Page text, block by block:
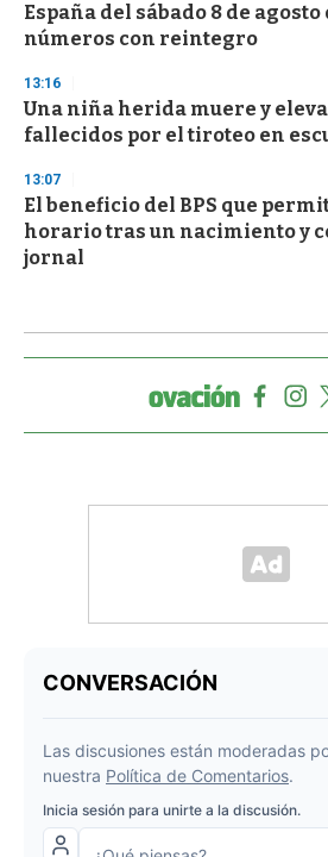
España del sábado 8 de agosto
números con reintegro
13:16
Una niña herida muere y eleva
fallecidos por el tiroteo en
13:07
El beneficio del BPS que
horario tras un nacimiento y
jornal